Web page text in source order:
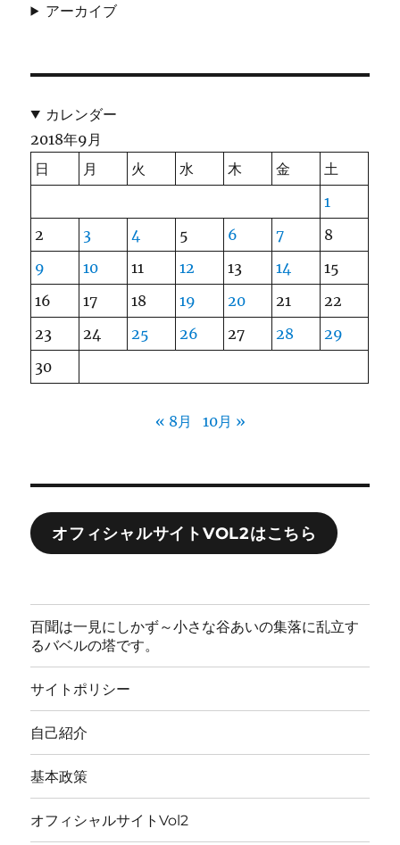
アーカイブ
カレンダー
2018年9月
日
月 火 水 木 金
土
1
2
3 4 5 6 7
8
9
10 11 12 13 14
15
16
17 18 19 20 21
22
23
24 25 26 27 28
29
30
« 8月 10月 »
オフィシャルサイトVOL2はこちら
百聞は一見にしかず～小さな谷あいの集落に乱立す
るバベルの塔です。
サイトポリシー
自己紹介
基本政策
オフィシャルサイトVol2